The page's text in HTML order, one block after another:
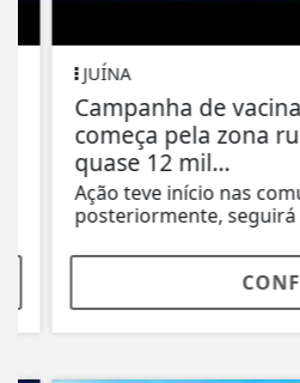
JUÍNA
Campanha de
começa pela zona
quase 12 mil...
Ação teve início nas
posteriormente, seguirá